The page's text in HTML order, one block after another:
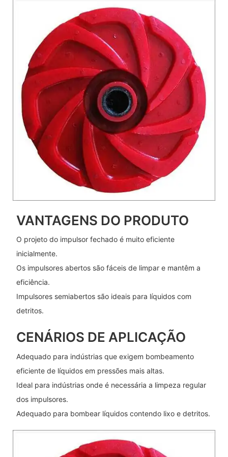
VANTAGENS DO PRODUTO
O projeto do impulsor fechado é muito eficiente
inicialmente.
Os impulsores abertos são fáceis de limpar e mantêm a
eficiência.
Impulsores semiabertos são ideais para líquidos com
detritos.
CENÁRIOS DE APLICAÇÃO
Adequado para indústrias que exigem bombeamento
eficiente de líquidos em pressões mais altas.
Ideal para indústrias onde é necessária a limpeza regular
dos impulsores.
Adequado para bombear líquidos contendo lixo e detritos.